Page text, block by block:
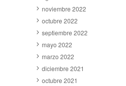
noviembre 2022
octubre 2022
septiembre 2022
mayo 2022
marzo 2022
diciembre 2021
octubre 2021